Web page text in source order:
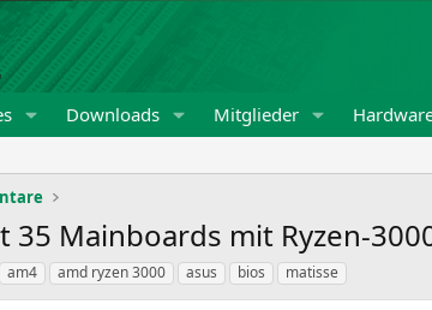
Downloads Mitglieder
35 Mainboards mit Ryzen-
am4 amd ryzen 3000 asus bios matisse